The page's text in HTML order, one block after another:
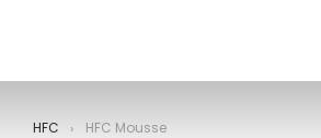
HFC HFC Mousse